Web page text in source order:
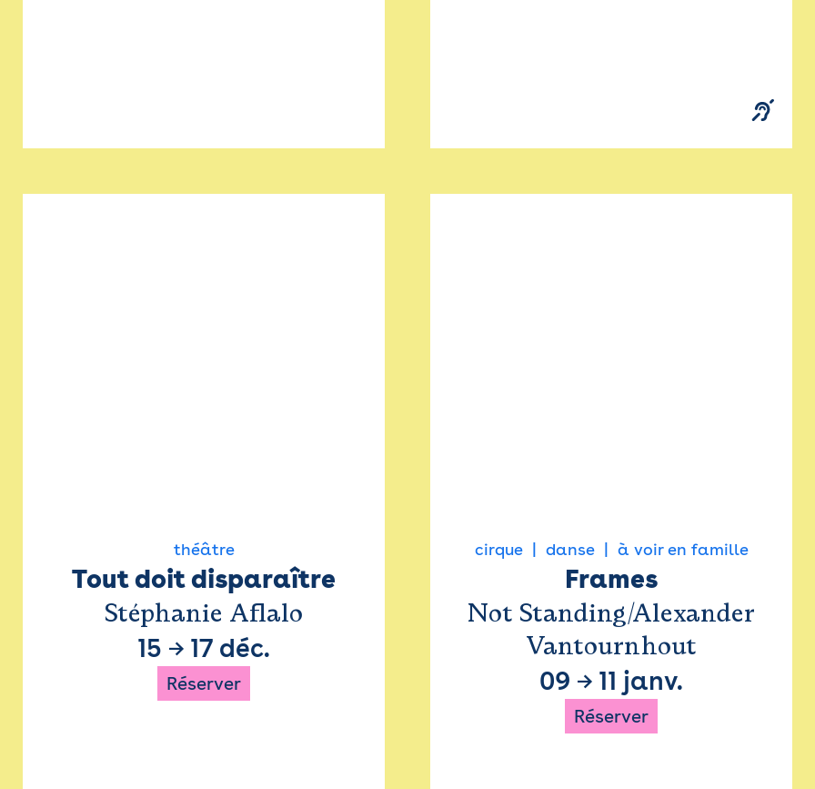
théâtre
Tout doit disparaître
Stéphanie Aflalo
15 → 17 déc.
Réserver
cirque danse à voir en famille
Frames
Not Standing/Alexander
Vantournhout
09 → 11 janv.
Réserver